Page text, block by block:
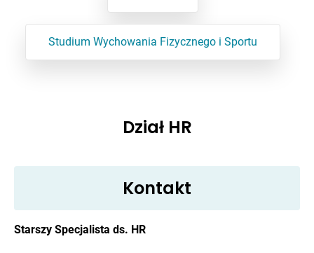
Studium Wychowania Fizycznego i Sportu
Dział HR
Kontakt
Starszy Specjalista ds. HR